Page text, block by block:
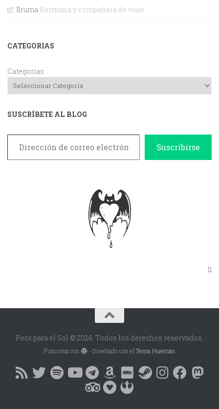
Bruma Hermana y compañera de viaje
CATEGORIAS
Categorías
SUSCRÍBETE AL BLOG
Dirección de correo electrónico
Suscribirse
π
Peor para el Sol © 2026. Todos los derechos reservados.
Funciona con - Diseñado con el Tema Hueman